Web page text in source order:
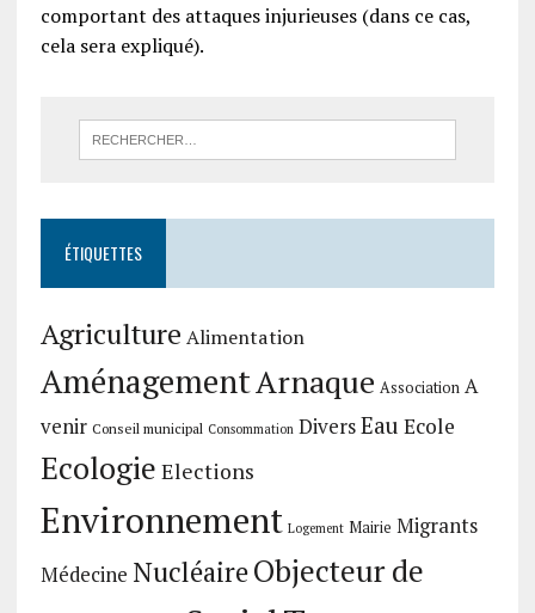
comportant des attaques injurieuses (dans ce cas,
cela sera expliqué).
ÉTIQUETTES
Agriculture Alimentation
AménagementArnaque Association A
venir Conseil municipal Consommation DiversEau Ecole
Ecologie Elections
Environnement Logement Mairie Migrants
Médecine NucléaireObjecteur de